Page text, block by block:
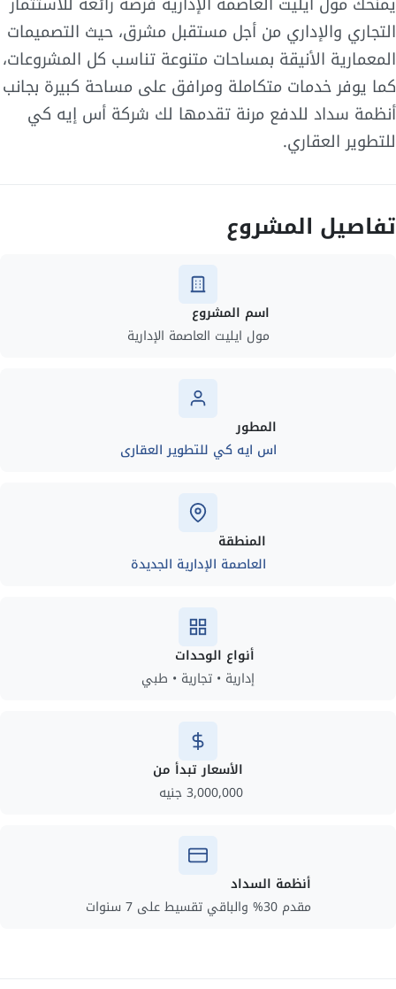
التجاري والإداري من أجل مستقبل مشرق، حيث التصميمات
المعمارية الأنيقة بمساحات متنوعة تناسب كل المشروعات،
كما يوفر خدمات متكاملة ومرافق على مساحة كبيرة بجانب
أنظمة سداد للدفع مرنة تقدمها لك شركة أس إيه كي
للتطوير العقاري.
تفاصيل المشروع
اسم المشروع
مول ايليت العاصمة الإدارية
المطور
اس ايه كي للتطوير العقارى
المنطقة
العاصمة الإدارية الجديدة
أنواع الوحدات
إدارية • تجارية • طبي
الأسعار تبدأ من
3,000,000 جنيه
أنظمة السداد
مقدم 30% والباقي تقسيط على 7 سنوات